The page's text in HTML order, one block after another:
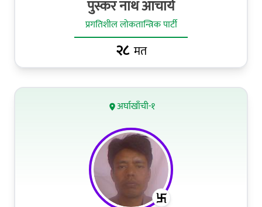
पुस्कर नाथ आचार्य
प्रगतिशील लोकतान्त्रिक पार्टी
२८मत
अर्घाखाँची-१